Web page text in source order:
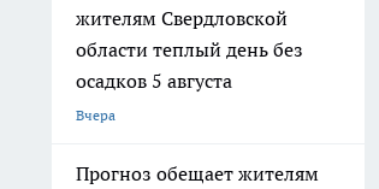
жителям Свердловской
области теплый день без
осадков 5 августа
Вчера
Прогноз обещает жителям